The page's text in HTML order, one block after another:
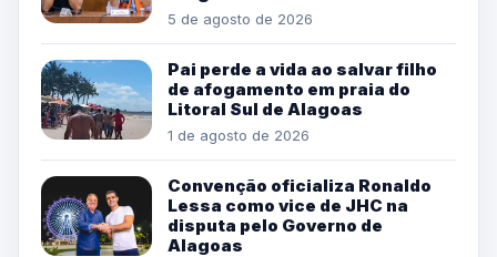
5 de agosto de 2026
Pai perde a vida ao salvar filho
de afogamento em praia do
Litoral Sul de Alagoas
1 de agosto de 2026
Convenção oficializa Ronaldo
Lessa como vice de JHC na
disputa pelo Governo de
Alagoas